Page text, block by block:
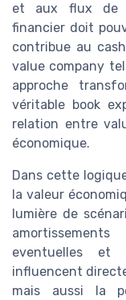
et aux flux de
financier doit
contribue au
value company
approche
véritable book
relation entre
économique.
Dans cette
la valeur
lumière de
eventuelles
influencent
mais aussi la